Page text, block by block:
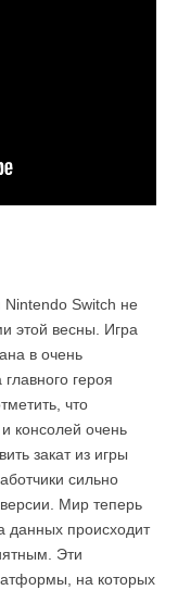
Switch не
этой весны. Игра
в очень
героя
что
консолей очень
закат из игры
сильно
Мир теперь
данных происходит
Эти
на которых